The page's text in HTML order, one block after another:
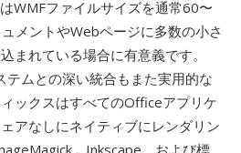
WMFファイルサイズを通常60〜
メントやWebページに多数の小さ
まれている場合に有意義です。
ムとの深い統合もまた実用的な
ックスはすべてのOfficeアプリケ
アなしにネイティブにレンダリン
、Inkscape、および標